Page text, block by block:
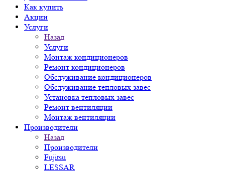
Как купить
Акции
Услуги
Назад
Услуги
Монтаж кондиционеров
Ремонт кондиционеров
Обслуживание кондиционеров
Обслуживание тепловых завес
Установка тепловых завес
Ремонт вентиляции
Монтаж вентиляции
Производители
Назад
Производители
Fujitsu
LESSAR